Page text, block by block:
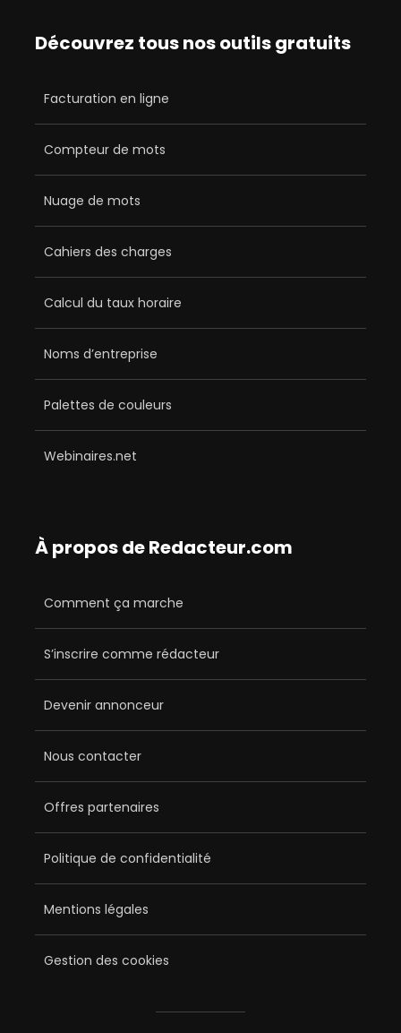
Découvrez tous nos outils gratuits
Facturation en ligne
Compteur de mots
Nuage de mots
Cahiers des charges
Calcul du taux horaire
Noms d’entreprise
Palettes de couleurs
Webinaires.net
À propos de Redacteur.com
Comment ça marche
S’inscrire comme rédacteur
Devenir annonceur
Nous contacter
Offres partenaires
Politique de confidentialité
Mentions légales
Gestion des cookies